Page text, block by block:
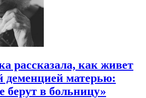
рассказала, как живет
деменцией матерью:
берут в больницу»